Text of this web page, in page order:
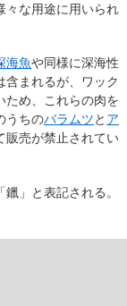
々な用途に用いられ
海魚や同様に深海性
含まれるが、ワック
ため、これらの肉を
うちのバラムツと ア
販売が禁止されてい
」と表記される。